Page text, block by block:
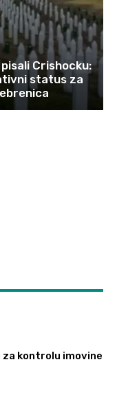
Crishocku:
status za
za kontrolu imovine